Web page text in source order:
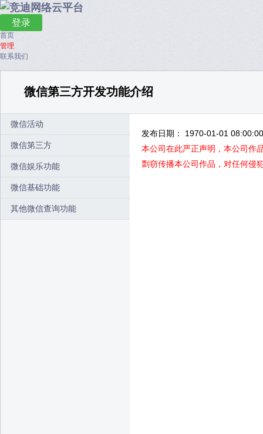
登录
首页
管理
联系我们
微信第三方开发功能介绍
微信活动
微信第三方
微信娱乐功能
微信基础功能
其他微信查询功能
发布日期： 1970-01-01 08:00:00
本公司在此严正声明，本公司作
剽窃传播本公司作品，对任何侵